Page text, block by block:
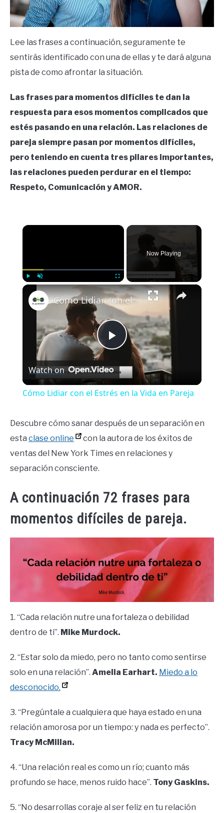
Lee las frases a continuación, seguramente te
sentirás identificado con una de ellas y te dará alguna
pista de como afrontar la situación.
Las frases para momentos difíciles te dan la
respuesta para esos momentos complicados que
estés pasando en una relación. Las relaciones de
pareja siempre pasan por momentos difíciles,
pero teniendo en cuenta tres pilares importantes,
las relaciones pueden perdurar en el tiempo:
Respeto, Comunicación y AMOR.
×
Unmute Fullscreen
Now Playing
×
Play
Video
Cómo Lidiar con el Estrés en la Vida en Pareja
Watch on
Cómo Lidiar con el Estrés en la Vida en Pareja
Descubre cómo sanar después de un separación en
esta clase online
con la autora de los éxitos de
ventas del New York Times en relaciones y
separación consciente.
A continuación 72 frases para
momentos difíciles de pareja.
1. “Cada relación nutre una fortaleza o debilidad
dentro de ti”. Mike Murdock.
2. “Estar solo da miedo, pero no tanto como sentirse
solo en una relación”. Amelia Earhart. Miedo a lo
desconocido.
3. “Pregúntale a cualquiera que haya estado en una
relación amorosa por un tiempo: y nada es perfecto”.
Tracy McMillan.
4. “Una relación real es como un río; cuanto más
profundo se hace, menos ruido hace”. Tony Gaskins.
5. “No desarrollas coraje al ser feliz en tu relación